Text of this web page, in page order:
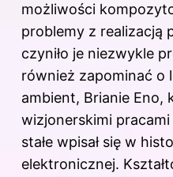
możliwości
problemy z realizacją
czyniło je niezwykle
również zapominać o
ambient, Brianie Eno,
wizjonerskimi
stałe wpisał się w
elektronicznej.